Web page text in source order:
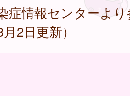
症情報センターよ
2日更新）